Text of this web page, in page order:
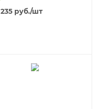
235руб./шт